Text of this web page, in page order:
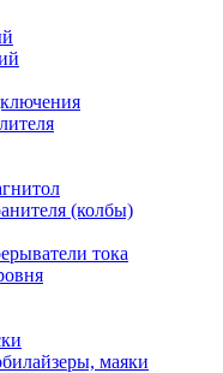
(колбы)
тока
маяки